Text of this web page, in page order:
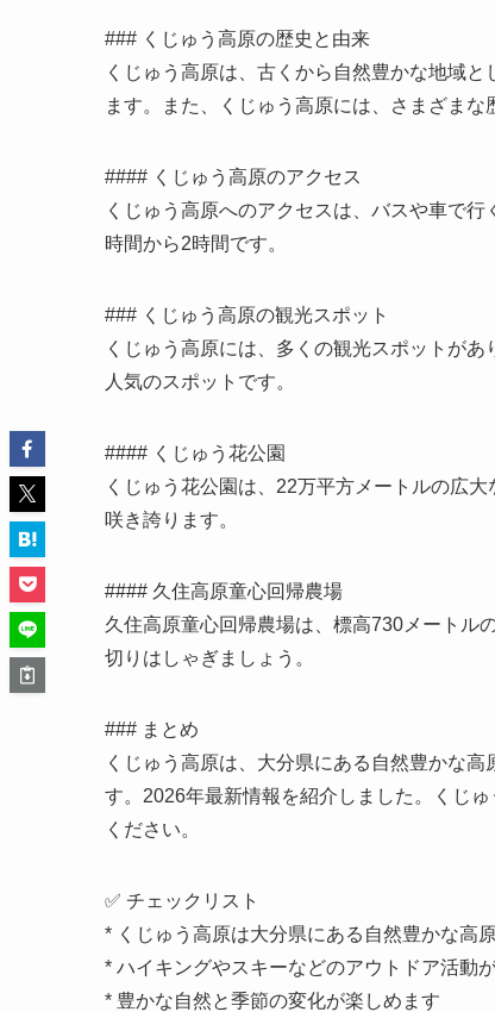
### くじゅう高原の歴史と由来
くじゅう高原は、古くから自然豊かな地域
ます。また、くじゅう高原には、さまざまな
#### くじゅう高原のアクセス
くじゅう高原へのアクセスは、バスや車で
時間から2時間です。
### くじゅう高原の観光スポット
くじゅう高原には、多くの観光スポットが
人気のスポットです。
#### くじゅう花公園
くじゅう花公園は、22万平方メートルの広
咲き誇ります。
#### 久住高原童心回帰農場
久住高原童心回帰農場は、標高730メートル
切りはしゃぎましょう。
### まとめ
くじゅう高原は、大分県にある自然豊かな
す。2026年最新情報を紹介しました。くじ
ください。
✅ チェックリスト
* くじゅう高原は大分県にある自然豊かな高
* ハイキングやスキーなどのアウトドア活動
* 豊かな自然と季節の変化が楽しめます